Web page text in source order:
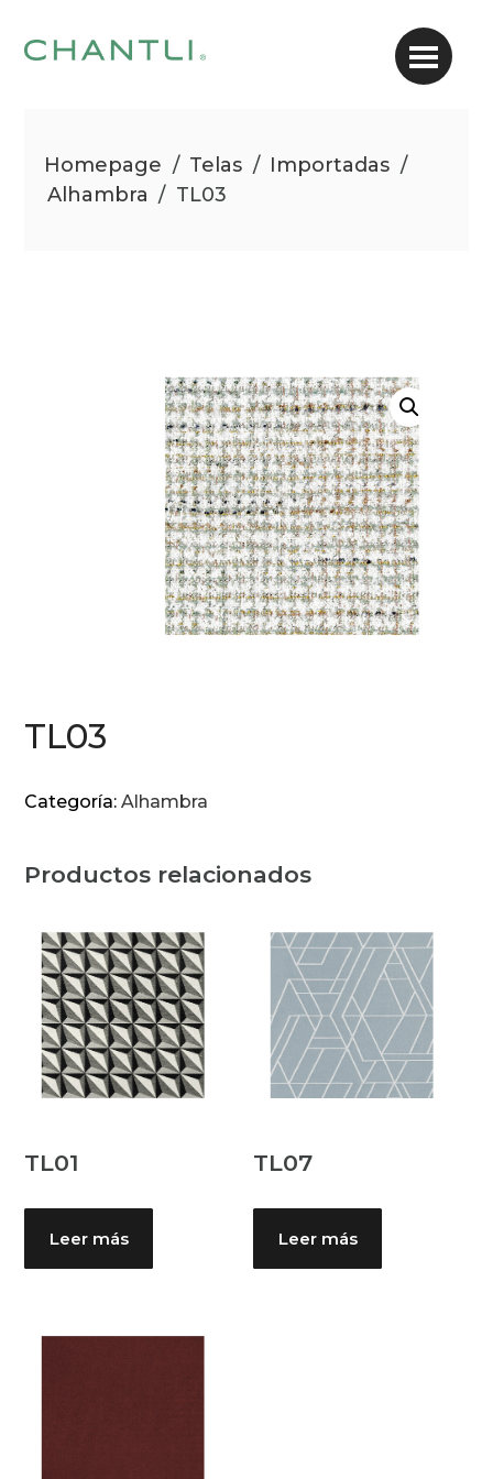
Homepage / Telas / Importadas /
Alhambra / TL03
TL03
Categoría:Alhambra
Productos relacionados
TL01
Leer más
TL07
Leer más